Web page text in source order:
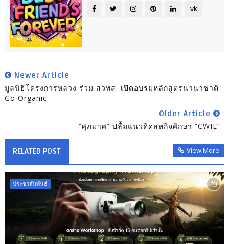
vk
Newer Article
มูลนิธิโครงการหลวง ร่วม สวพส. เปิดอบรมหลักสูตรนานาชาติ
Go Organic
Older Article
“ศุภมาศ” ปลื้มแนวคิดสหกิจศึกษา “CWIE”
RELATED POST View More
ประชาสัมพันธ์